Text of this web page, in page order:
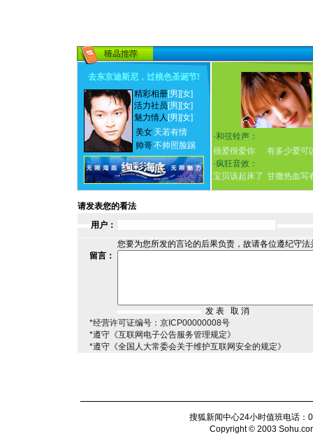
去东京迪斯尼，过桃色圣诞节!
精彩相册[男] [女]
活力社员 [男] [女]
魅力情人 [男] [女]
美女 天若有情
帅哥不帅照脸踢
·和弦铃声：
很爱很爱你
有多少爱可
·疯狂音效：
宝贝该起床了 甘撒热血写
请发表您的看法
用户：
您要为您所发的言论的后果负责，故请各位遵纪守
留言：
*经营许可证编号：京ICP00000008号
*遵守《互联网电子公告服务管理规定》
*遵守《全国人大常委会关于维护互联网安全的规定》
搜狐新闻中心24小时值班电话
Copyright © 2003